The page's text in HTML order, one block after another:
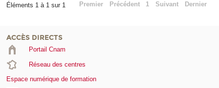
Éléments 1 à 1 sur 1 Premier Précédent 1 Suivant Dernier
ACCÈS DIRECTS
Portail Cnam
Réseau des centres
Espace numérique de formation